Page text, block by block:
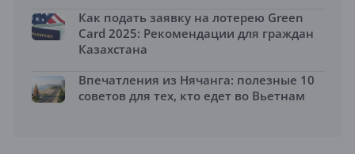
Как подать заявку на лотерею Green
Card 2025: Рекомендации для граждан
Казахстана
Впечатления из Нячанга: полезные 10
советов для тех, кто едет во Вьетнам